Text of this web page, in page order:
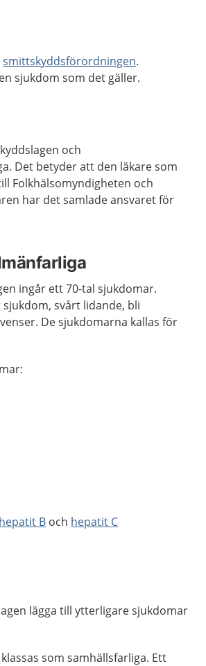
smittskyddsförordningen.
sjukdom som det gäller.
och
Det betyder att den läkare som
Folkhälsomyndigheten och
har det samlade ansvaret för
ingår ett 70-tal sjukdomar.
svårt lidande, bli
De sjukdomarna kallas för
hepatit B och hepatit C
lägga till ytterligare sjukdomar
som samhällsfarliga. Ett